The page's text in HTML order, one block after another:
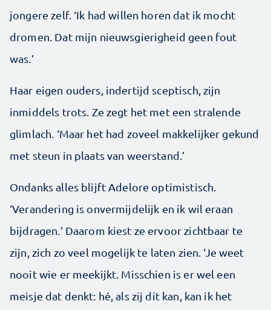
jongere zelf. ‘Ik had willen horen dat ik mocht
dromen. Dat mijn nieuwsgierigheid geen fout
was.’
Haar eigen ouders, indertijd sceptisch, zijn
inmiddels trots. Ze zegt het met een stralende
glimlach. ‘Maar het had zoveel makkelijker gekund
met steun in plaats van weerstand.’
Ondanks alles blijft Adelore optimistisch.
‘Verandering is onvermijdelijk en ik wil eraan
bijdragen.’ Daarom kiest ze ervoor zichtbaar te
zijn, zich zo veel mogelijk te laten zien. ‘Je weet
nooit wie er meekijkt. Misschien is er wel een
meisje dat denkt: hé, als zij dit kan, kan ik het